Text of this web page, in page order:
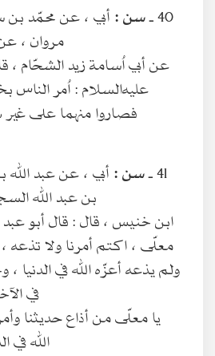
40 ـ سن :أبي ، عن محمّد
مروان ،
عن أبي اُسامة زيد الشحّام ،
عليه‌السلام : اُمر
فصاروا منهما على
41 ـ سن :أبي ، عن عبد
بن عبد الله
ابن خنيس ، قال : قال أبو عبد
معلّى ، اكتم أمرنا ولا تذعه
ولم يذعه أعزّه الله في الدنيا ،
في
يا معلّى من أذاع حديثنا
الله في